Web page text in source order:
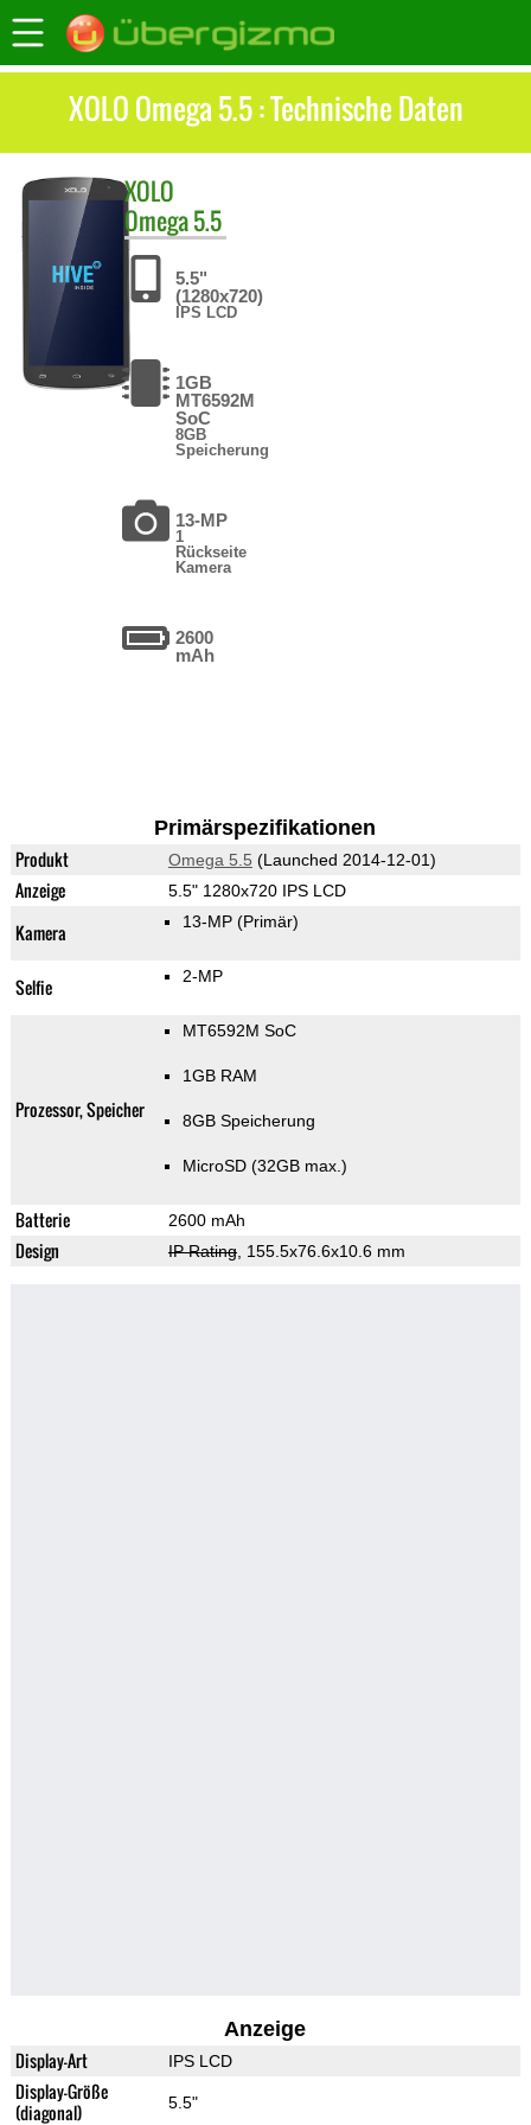
XOLO Omega 5.5 : Technische Daten
XOLO
Omega 5.5
5.5"
(1280x720)
IPS LCD
1GB
MT6592M
SoC
8GB
Speicherung
13-MP
1
Rückseite
Kamera
2600
mAh
Primärspezifikationen
Produkt Omega 5.5 (Launched 2014-12-01)
Anzeige 5.5" 1280x720 IPS LCD
Kamera 13-MP (Primär)
Selfie 2-MP
Prozessor, Speicher
MT6592M SoC
1GB RAM
8GB Speicherung
MicroSD (32GB max.)
Batterie 2600 mAh
Design IP Rating, 155.5x76.6x10.6 mm
Anzeige
Display-Art IPS LCD
Display-Größe
(diagonal)
5.5"